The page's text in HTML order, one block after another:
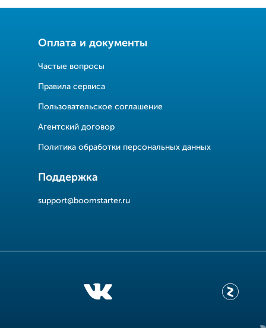
Оплата и документы
Частые вопросы
Правила сервиса
Пользовательское соглашение
Агентский договор
Политика обработки персональных данных
Поддержка
support@boomstarter.ru